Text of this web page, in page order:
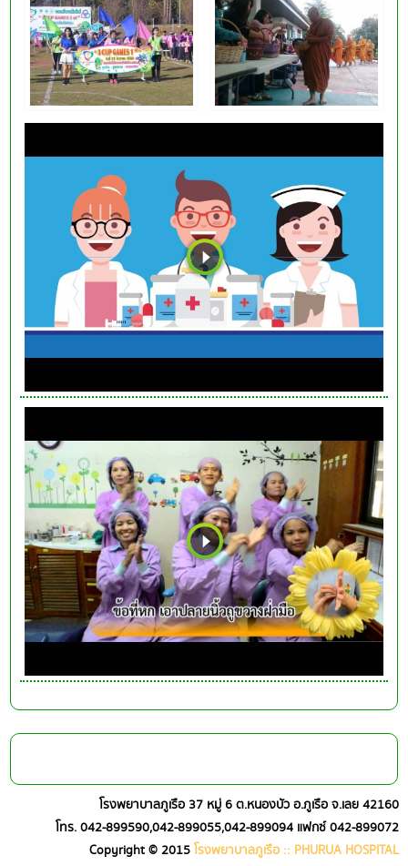
โรงพยาบาลภูเรือ 37 หมู่ 6 ต.หนองบัว อ.ภูเรือ จ.เลย 42160
โทร. 042-899590,042-899055,042-899094 แฟกซ์ 042-899072
Copyright © 2015 โรงพยาบาลภูเรือ :: PHURUA HOSPITAL